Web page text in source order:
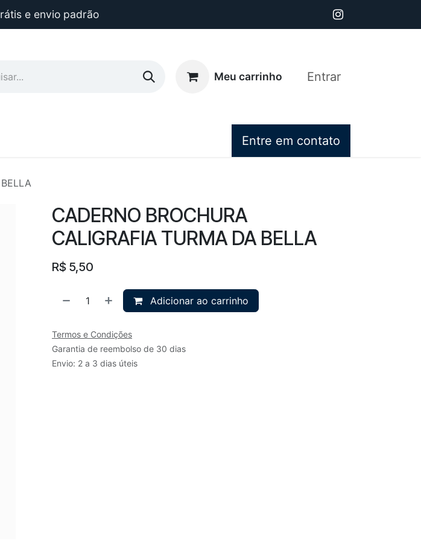
e envio padrão
Meu carrinho Entrar
Entre em contato
CADERNO BROCHURA
CALIGRAFIA TURMA DA BELLA
R$ 5,50
Adicionar ao carrinho
Termos e Condições
Garantia de reembolso de 30 dias
Envio: 2 a 3 dias úteis